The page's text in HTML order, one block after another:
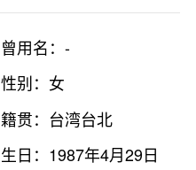
曾用名：-
性别：女
籍贯：台湾台北
生日：1987年4月29日